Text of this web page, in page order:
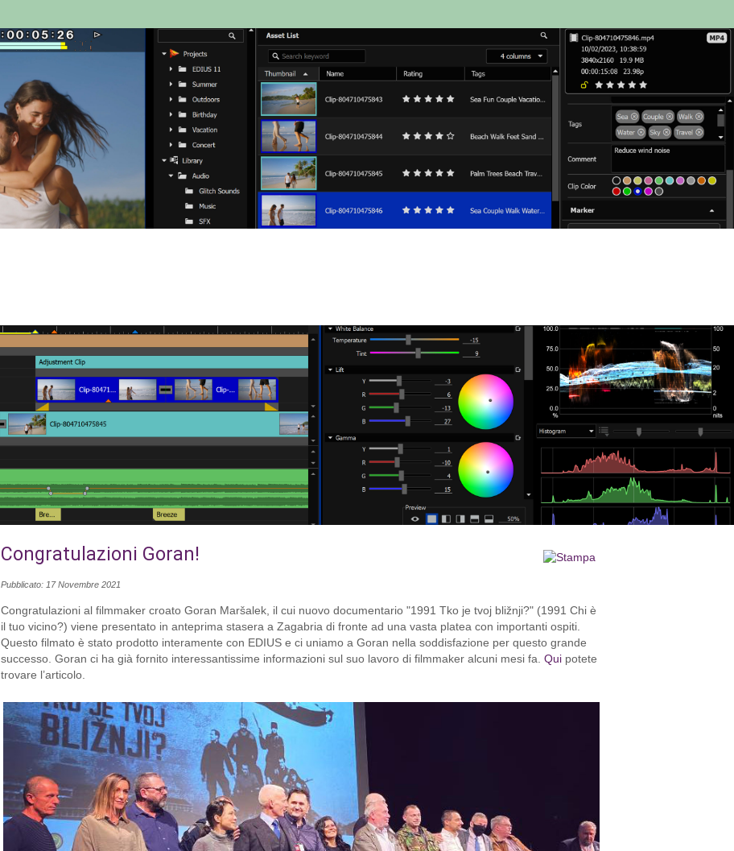
Congratulazioni Goran!
Pubblicato: 17 Novembre 2021
Congratulazioni al filmmaker croato Goran Maršalek, il cui nuovo documentario "1991 Tko je tvoj bližnji?" (1991 Chi è
il tuo vicino?) viene presentato in anteprima stasera a Zagabria di fronte ad una vasta platea con importanti ospiti.
Questo filmato è stato prodotto interamente con EDIUS e ci uniamo a Goran nella soddisfazione per questo grande
successo. Goran ci ha già fornito interessantissime informazioni sul suo lavoro di filmmaker alcuni mesi fa.Qui potete
trovare l’articolo.